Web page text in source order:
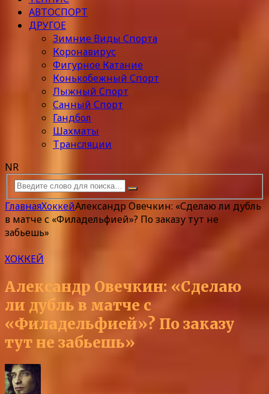
АВТОСПОРТ
ДРУГОЕ
Зимние Виды Спорта
Коронавирус
Фигурное Катание
Конькобежный Спорт
Лыжный Спорт
Санный Спорт
Гандбол
Шахматы
Трансляции
NR
ГлавнаяХоккейАлександр Овечкин: «Сделаю ли дубль
в матче с «Филадельфией»? По заказу тут не
забьешь»
ХОККЕЙ
Александр Овечкин: «Сделаю
ли дубль в матче с
«Филадельфией»? По заказу
тут не забьешь»